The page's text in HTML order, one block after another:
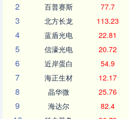
2 百普赛斯 77.7
3 北方长龙 113.23
4 蓝盾光电 22.81
5 信濠光电 20.72
6 近岸蛋白 54.9
7 海正生材 12.17
8 晶华微 25.76
9 海达尔 82.4